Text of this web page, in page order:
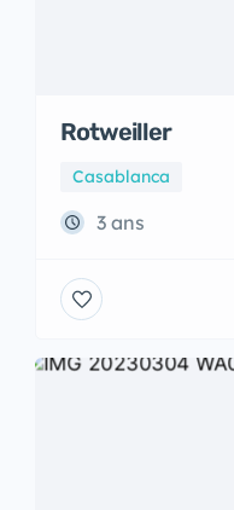
Rotweiller
Casablanca
3 ans